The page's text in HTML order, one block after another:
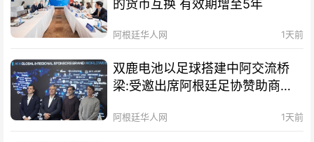
的货币互换 有效期增至5年
阿根廷华人网 1天前
双鹿电池以足球搭建中阿交流桥
梁:受邀出席阿根廷足协赞助商招
阿根廷华人网 1天前